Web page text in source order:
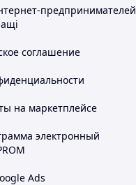
предпринимателей
соглашение
на маркетплейсе
электронный
Ads